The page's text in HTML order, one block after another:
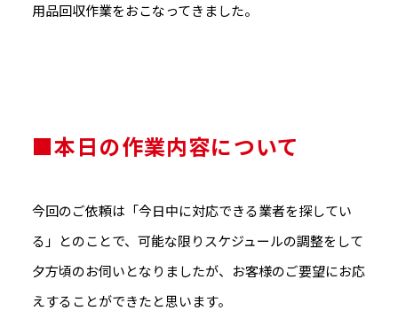
用品回収作業をおこなってきました。
■本日の作業内容について
今回のご依頼は「今日中に対応できる業者を探してい
る」とのことで、可能な限りスケジュールの調整をして
夕方頃のお伺いとなりましたが、お客様のご要望にお応
えすることができたと思います。